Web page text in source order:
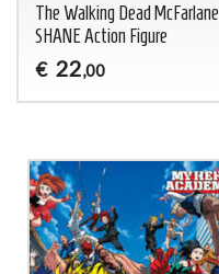
The Walking Dead McFarlane
SHANE Action Figure
€ 22,00